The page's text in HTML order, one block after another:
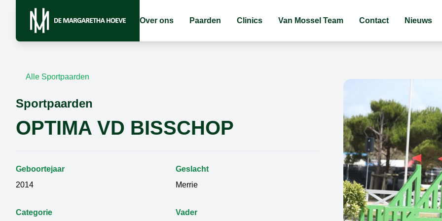
Over ons Paarden Clinics Van Mossel Team Contact Nieuws
Alle Sportpaarden
Sportpaarden
OPTIMA VD BISSCHOP
Geboortejaar
2014
Geslacht
Merrie
Categorie Vader